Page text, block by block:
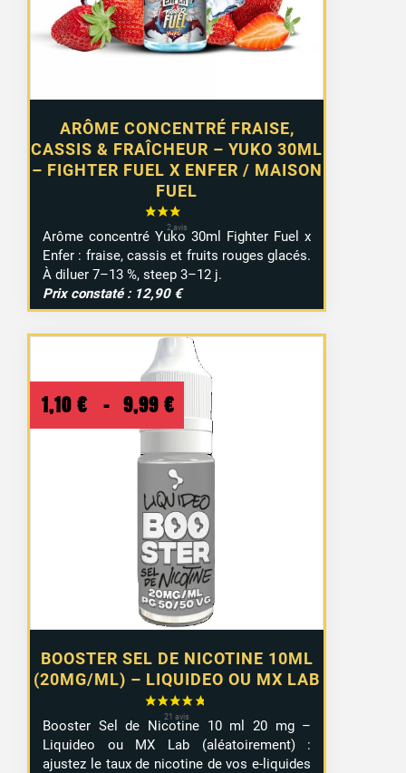
ARÔME CONCENTRÉ FRAISE,
CASSIS & FRAÎCHEUR – YUKO 30ML
– FIGHTER FUEL X ENFER / MAISON
FUEL
Arôme concentré Yuko 30ml Fighter Fuel x
Enfer : fraise, cassis et fruits rouges glacés.
À diluer 7–13 %, steep 3–12 j.
Prix constaté : 12,90 €
BOOSTER SEL DE NICOTINE 10ML
(20MG/ML) – LIQUIDEO OU MX LAB
1,10 € – 9,99 €
Plage
de
prix :
1,10 €
à
9,99 €
Booster Sel de Nicotine 10 ml 20 mg –
Liquideo ou MX Lab (aléatoirement) :
ajustez le taux de nicotine de vos e-liquides